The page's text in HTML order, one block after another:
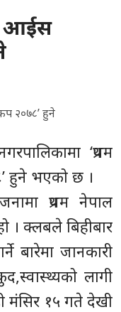
आईस
‘प्रथम
हुने भएको छ ।
प्रथम नेपाल
। क्लबले बिहीबार
बारेमा जानकारी
लागी
मंसिर १५ गते देखी